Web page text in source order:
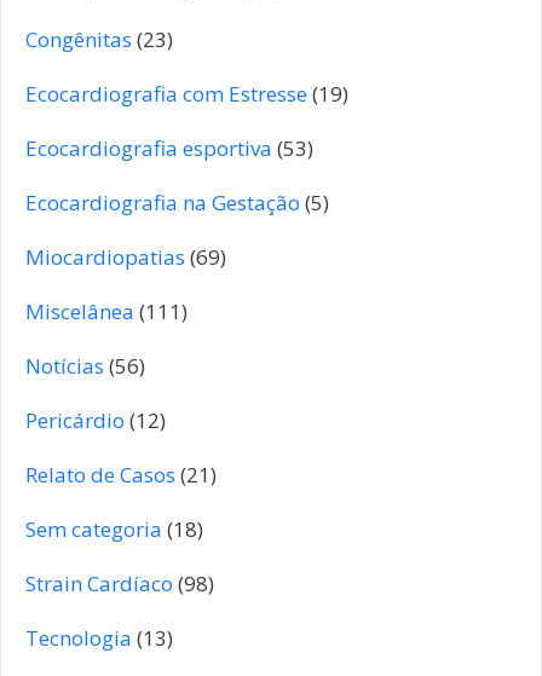
Congênitas (23)
Ecocardiografia com Estresse(19)
Ecocardiografia esportiva (53)
Ecocardiografia na Gestação (5)
Miocardiopatias (69)
Miscelânea (111)
Notícias (56)
Pericárdio (12)
Relato de Casos (21)
Sem categoria (18)
Strain Cardíaco (98)
Tecnologia (13)